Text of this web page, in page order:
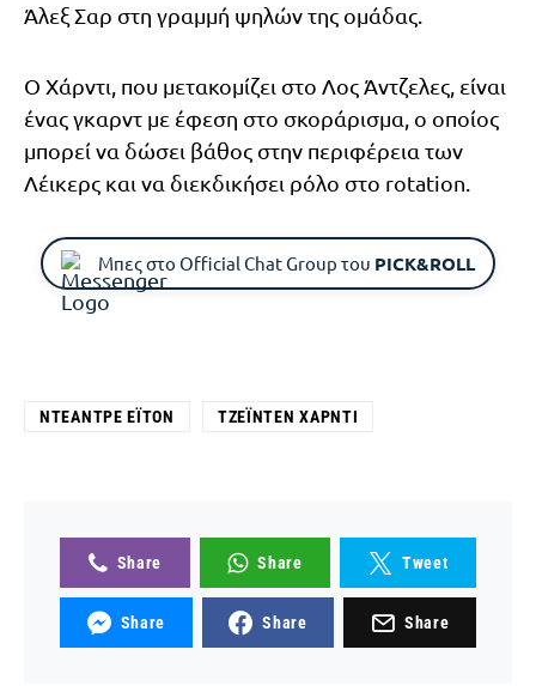
Άλεξ Σαρ στη γραμμή ψηλών της ομάδας.
Ο Χάρντι, που μετακομίζει στο Λος Άντζελες, είναι
ένας γκαρντ με έφεση στο σκοράρισμα, ο οποίος
μπορεί να δώσει βάθος στην περιφέρεια των
Λέικερς και να διεκδικήσει ρόλο στο rotation.
Μπες στο Official Chat Group του PICK&ROLL
ΝΤΕΆΝΤΡΕ ΈΙΤΟΝ ΤΖΈΙΝΤΕΝ ΧΆΡΝΤΙ
Share Share Tweet
Share Share Share